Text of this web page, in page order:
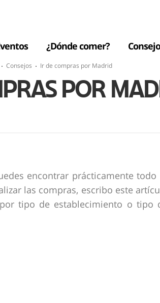
¿Dónde comer?
Consejos Ir de compras por Madrid
POR
encontrar prácticamente todo
las compras, escribo este
tipo de establecimiento o tipo